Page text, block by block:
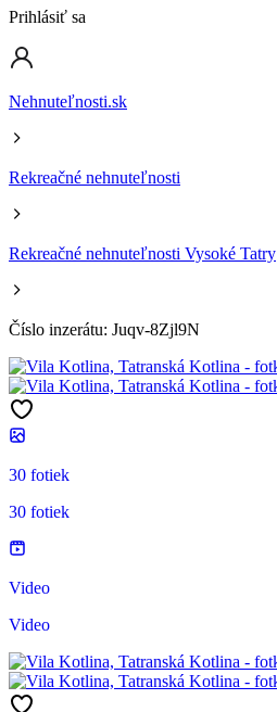
Prihlásiť sa
Nehnuteľnosti.sk
Rekreačné nehnuteľnosti
Rekreačné nehnuteľnosti Vysoké Tatry
Číslo inzerátu: Juqv-8Zjl9N
30 fotiek
30 fotiek
Video
Video